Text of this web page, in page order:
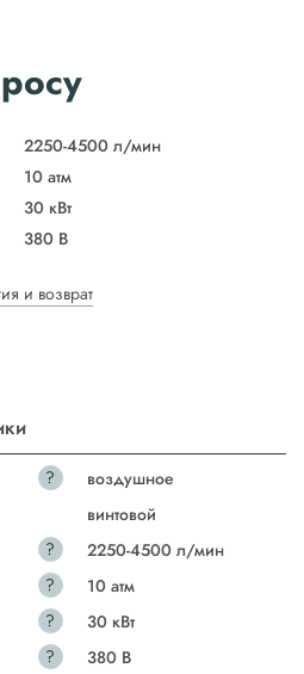
2250-4500 л/мин
10 атм
30 кВт
380 В
и возврат
?
воздушное
винтовой
?
2250-4500 л/мин
?
10 атм
?
30 кВт
? 380 В